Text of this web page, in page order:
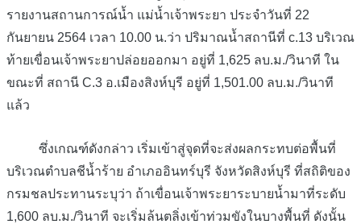
รายงานสถานการณ์น้ำ แม่น้ำเจ้าพระยา ประจำวันที่ 22
กันยายน 2564 เวลา 10.00 น.ว่า ปริมาณน้ำสถานีที่ c.13 บริเวณ
ท้ายเขื่อนเจ้าพระยาปล่อยออกมา อยู่ที่ 1,625 ลบ.ม./วินาที ใน
ขณะที่ สถานี C.3 อ.เมืองสิงห์บุรี อยู่ที่ 1,501.00 ลบ.ม./วินาที
แล้ว
ซึ่งเกณฑ์ดังกล่าว เริ่มเข้าสู่จุดที่จะส่งผลกระทบต่อพื้นที่
บริเวณตำบลชีน้ำร้าย อำเภออินทร์บุรี จังหวัดสิงห์บุรี ที่สถิติของ
กรมชลประทานระบุว่า ถ้าเขื่อนเจ้าพระยาระบายน้ำมาที่ระดับ
1,600 ลบ.ม./วินาที จะเริ่มล้นตลิ่งเข้าท่วมขังในบางพื้นที่ ดังนั้น